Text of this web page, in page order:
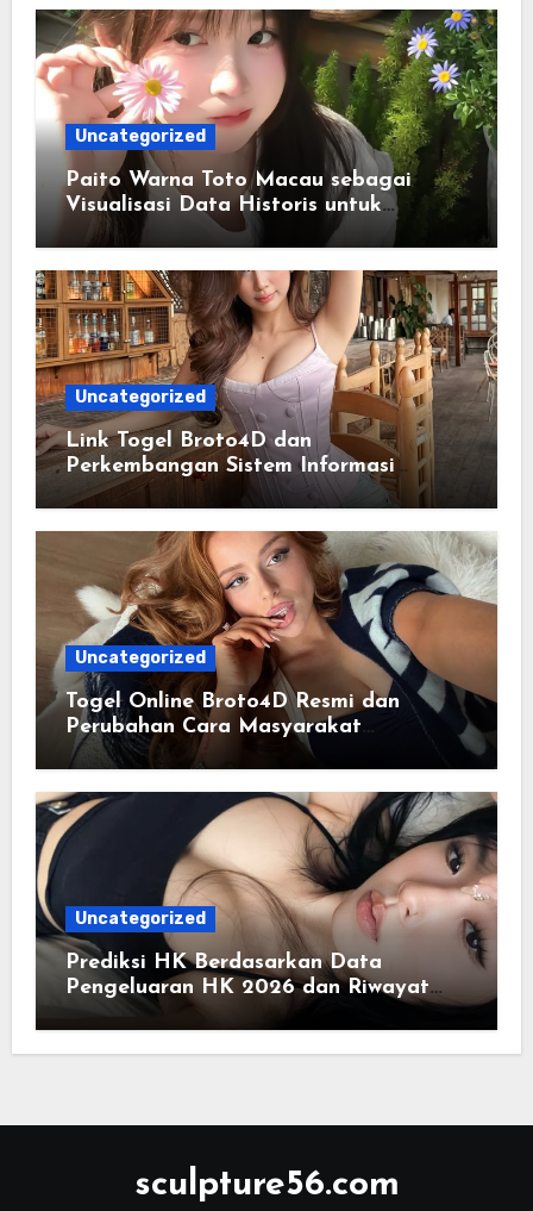
Uncategorized
Paito Warna Toto Macau sebagai
Visualisasi Data Historis untuk
Memahami Informasi Secara Lebih
Terstruktur
Uncategorized
Link Togel Broto4D dan
Perkembangan Sistem Informasi
Digital Masa Kini
Uncategorized
Togel Online Broto4D Resmi dan
Perubahan Cara Masyarakat
Mengakses Informasi Berbasis Data
Uncategorized
Prediksi HK Berdasarkan Data
Pengeluaran HK 2026 dan Riwayat
HK Pools
sculpture56.com